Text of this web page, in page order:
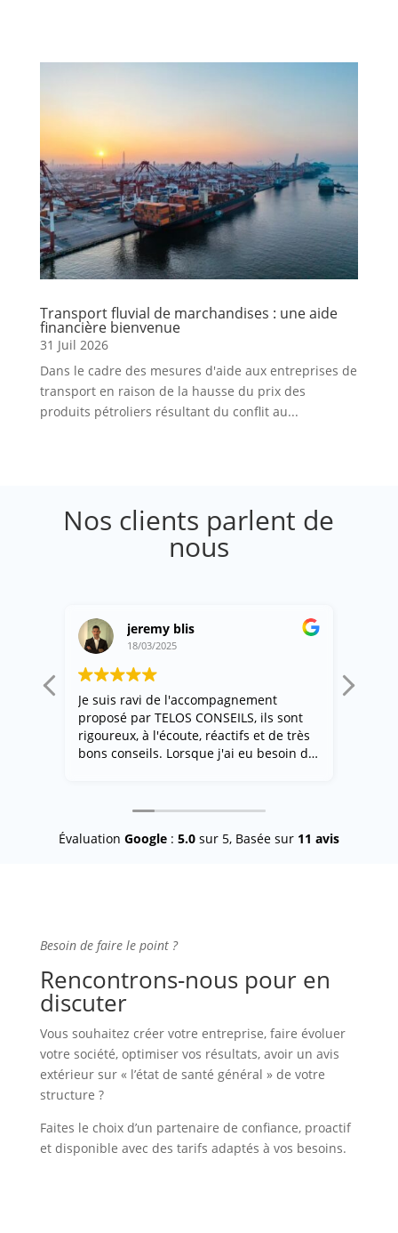
Transport fluvial de marchandises : une aide
financière bienvenue
31 Juil 2026
Dans le cadre des mesures d'aide aux entreprises de
transport en raison de la hausse du prix des
produits pétroliers résultant du conflit au...
Nos clients parlent de
nous
jeremy blis
18/03/2025
Je suis ravi de l'accompagnement
proposé par TELOS CONSEILS, ils sont
rigoureux, à l'écoute, réactifs et de très
bons conseils. Lorsque j'ai eu besoin de
après quelques années ils prennent
entretien pour me présenter le bilan et
Évaluation Google: 5.0sur 5, Basée sur 11 avis
Besoin de faire le point ?
Rencontrons-nous pour en
discuter
Vous souhaitez créer votre entreprise, faire évoluer
votre société, optimiser vos résultats, avoir un avis
extérieur sur « l’état de santé général » de votre
structure ?
Faites le choix d’un partenaire de confiance, proactif
et disponible avec des tarifs adaptés à vos besoins.